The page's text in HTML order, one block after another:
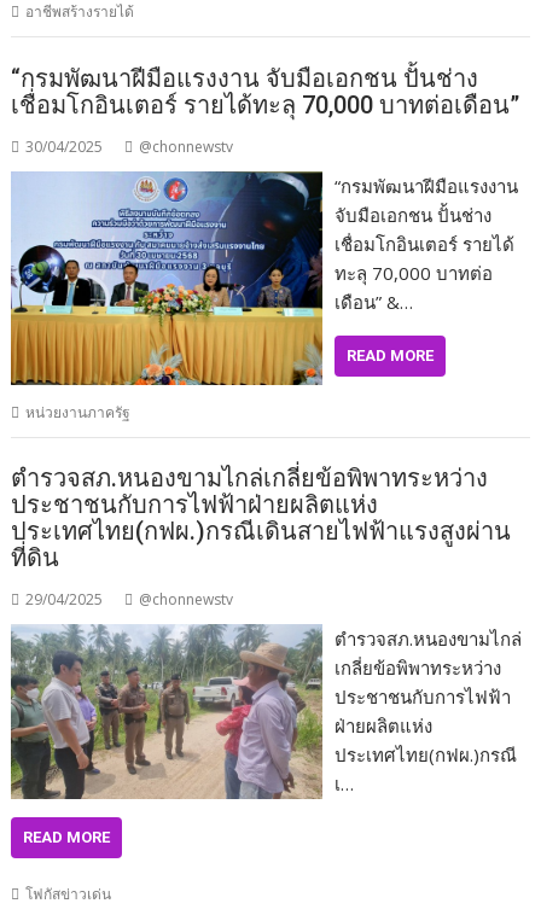
อาชีพสร้างรายได้
“กรมพัฒนาฝีมือแรงงาน จับมือเอกชน ปั้นช่าง
เชื่อมโกอินเตอร์ รายได้ทะลุ 70,000 บาทต่อเดือน”
30/04/2025 @chonnewstv
“กรมพัฒนาฝีมือแรงงาน
จับมือเอกชน ปั้นช่าง
เชื่อมโกอินเตอร์ รายได้
ทะลุ 70,000 บาทต่อ
เดือน” &…
READ MORE
หน่วยงานภาครัฐ
ตำรวจสภ.หนองขามไกล่เกลี่ยข้อพิพาทระหว่าง
ประชาชนกับการไฟฟ้าฝ่ายผลิตแห่ง
ประเทศไทย(กฟผ.)กรณีเดินสายไฟฟ้าแรงสูงผ่าน
ที่ดิน
29/04/2025 @chonnewstv
ตำรวจสภ.หนองขามไกล่
เกลี่ยข้อพิพาทระหว่าง
ประชาชนกับการไฟฟ้า
ฝ่ายผลิตแห่ง
ประเทศไทย(กฟผ.)กรณี
เ…
READ MORE
โฟกัสข่าวเด่น